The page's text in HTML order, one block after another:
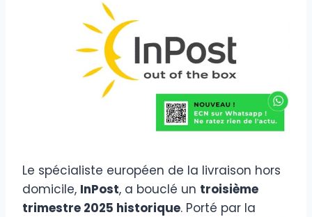
Le spécialiste européen de la livraison hors
domicile, InPost, a bouclé un troisième
trimestre 2025 historique. Porté par la